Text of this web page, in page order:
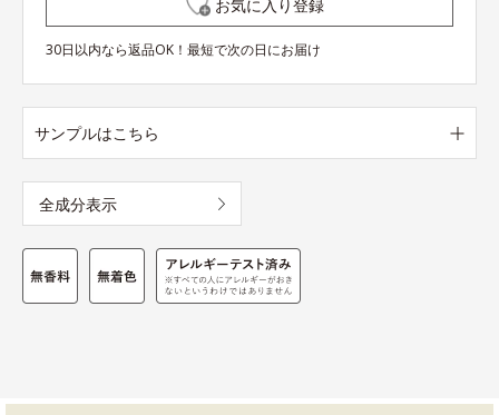
お気に入り登録
30日以内なら返品OK！最短で次の日にお届け
サンプルはこちら
全成分表示